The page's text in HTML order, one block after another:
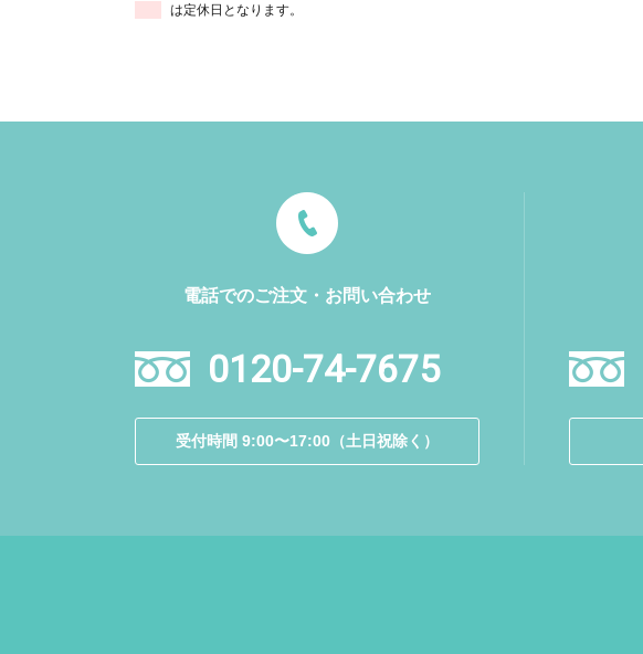
は定休日となります。
電話でのご注文・お問い合わせ
0120-74-7675
受付時間 9:00〜17:00（土日祝除く）